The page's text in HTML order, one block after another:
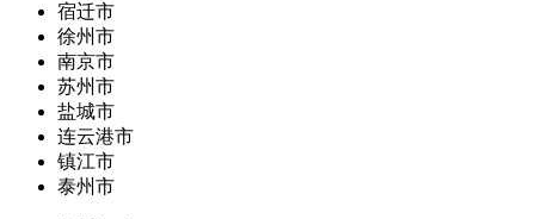
宿迁市
徐州市
南京市
苏州市
盐城市
连云港市
镇江市
泰州市